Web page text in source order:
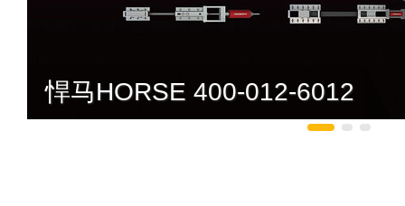
悍马HORSE 400-012-6012